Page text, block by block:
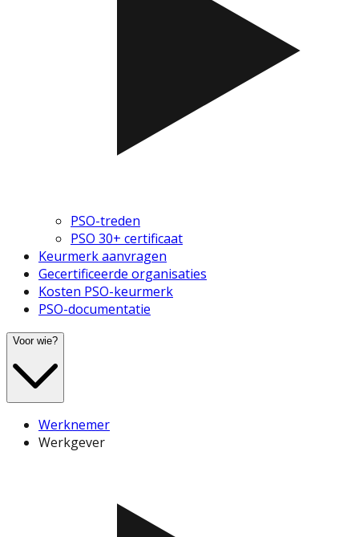
PSO-treden
PSO 30+ certificaat
Keurmerk aanvragen
Gecertificeerde organisaties
Kosten PSO-keurmerk
PSO-documentatie
Voor wie?
Werknemer
Werkgever